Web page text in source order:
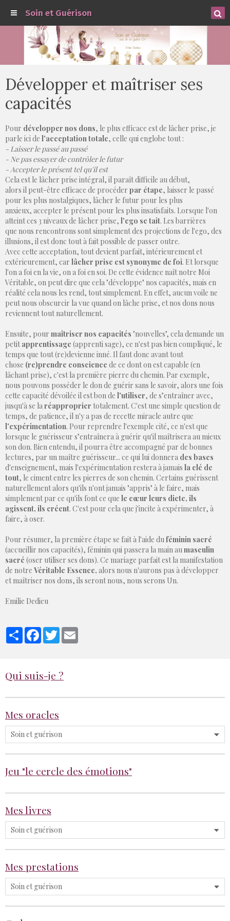
Soin et Guérison
Développer et maîtriser ses
capacités
Pour développer nos dons, le plus efficace est de lâcher prise, je
parle ici de l'acceptation totale, celle qui englobe tout :
- Laisser le passé au passé
- Ne pas essayer de contrôler le futur
- Accepter le présent tel qu'il est
Cela est le lâcher prise intégral, il paraît difficile au début,
alors il peut-être efficace de procéder par étape, laisser le passé
pour les plus nostalgiques, lâcher le futur pour les plus
anxieux, accepter le présent pour les plus insatisfaits. Lorsque l'on
atteint ces 3 niveaux de lâcher prise, l'ego se tait. Les barrières
que nous rencontrons sont simplement des projections de l'ego, des
illusions, il est donc tout à fait possible de passer outre.
Avec cette acceptation, tout devient parfait, intérieurement et
extérieurement, car lâcher prise est synonyme de foi. Et lorsque
l'on a foi en la vie, on a foi en soi. De cette évidence naît notre Moi
Véritable, on peut dire que cela "développe" nos capacités, mais en
réalité cela nous les rend, tout simplement. En effet, aucun voile ne
peut nous obscurcir la vue quand on lâche prise, et nos dons nous
reviennent tout naturellement.
Ensuite, pour maîtriser nos capacités "nouvelles", cela demande un
petitapprentissage (apprenti sage), ce n'est pas bien compliqué, le
temps que tout (re)devienne inné. Il faut donc avant tout
chose (re)prendre conscience de ce dont on est capable (en
lâchant prise), c'est la première pierre du chemin. Par exemple,
nous pouvons posséder le don de guérir sans le savoir, alors une fois
cette capacité dévoilée il est bon de l'utiliser, de s’entraîner avec,
jusqu'à se la réapproprier totalement. C'est une simple question de
temps, de patience, il n'y a pas de recette miracle autre que
l'expérimentation. Pour reprendre l'exemple cité, ce n'est que
lorsque le guérisseur s’entraînera à guérir qu'il maîtrisera au mieux
son don. Bien entendu, il pourra être accompagné par de bonnes
lectures, par un maître guérisseur... ce qui lui donnera des bases
d'enseignement, mais l'expérimentation restera à jamais la clé de
tout, le ciment entre les pierres de son chemin. Certains guérissent
naturellement alors qu'ils n'ont jamais "appris" à le faire, mais
simplement par ce qu'ils font ce que le cœur leurs dicte, ils
agissent, ils créent. C'est pour cela que j'incite à expérimenter, à
faire, à oser.
Pour résumer, la première étape se fait à l'aide du féminin sacré
(accueillir nos capacités), féminin qui passera la main au masculin
sacré (oser utiliser ses dons). Ce mariage parfait est la manifestation
de notre Véritable Essence, alors nous n'aurons pas à développer
et maîtriser nos dons, ils seront nous, nous serons Un.
Emilie Dedieu
PartagerFacebook
Twitter
Qui suis-je ?
Mes oracles
Jeu "le cercle des émotions"
Mes livres
Mes prestations